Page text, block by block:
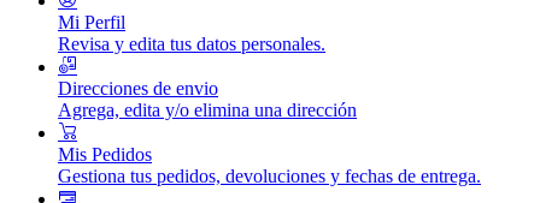
Mi Perfil
Revisa y edita tus datos personales.
Direcciones de envio
Agrega, edita y/o elimina una dirección
Mis Pedidos
Gestiona tus pedidos, devoluciones y fechas de entrega.